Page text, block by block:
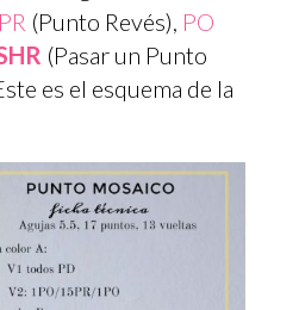
PR (Punto Revés), PO
(Pasar un Punto
es el esquema de la